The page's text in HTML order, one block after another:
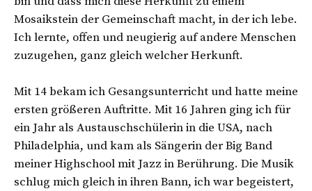
Mosaikstein der Gemeinschaft macht, in der ich lebe.
Ich lernte, offen und neugierig auf andere Menschen
zuzugehen, ganz gleich welcher Herkunft.
Mit 14 bekam ich Gesangsunterricht und hatte meine
ersten größeren Auftritte. Mit 16 Jahren ging ich für
ein Jahr als Austauschschülerin in die USA, nach
Philadelphia, und kam als Sängerin der Big Band
meiner Highschool mit Jazz in Berührung. Die Musik
schlug mich gleich in ihren Bann, ich war begeistert,